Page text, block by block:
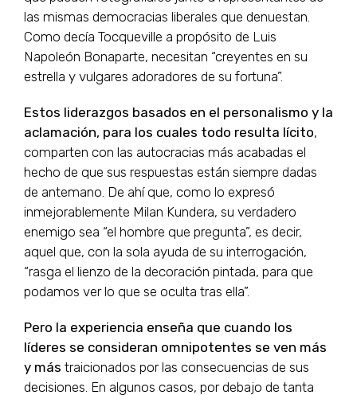
las mismas democracias liberales que denuestan.
Como decía Tocqueville a propósito de Luis
Napoleón Bonaparte, necesitan “creyentes en su
estrella y vulgares adoradores de su fortuna”.
Estos liderazgos basados en el personalismo y la
aclamación, para los cuales todo resulta lícito,
comparten con las autocracias más acabadas el
hecho de que sus respuestas están siempre dadas
de antemano. De ahí que, como lo expresó
inmejorablemente Milan Kundera, su verdadero
enemigo sea “el hombre que pregunta”, es decir,
aquel que, con la sola ayuda de su interrogación,
“rasga el lienzo de la decoración pintada, para que
podamos ver lo que se oculta tras ella”.
Pero la experiencia enseña que cuando los
líderes se consideran omnipotentes se ven más
y más traicionados por las consecuencias de sus
decisiones. En algunos casos, por debajo de tanta